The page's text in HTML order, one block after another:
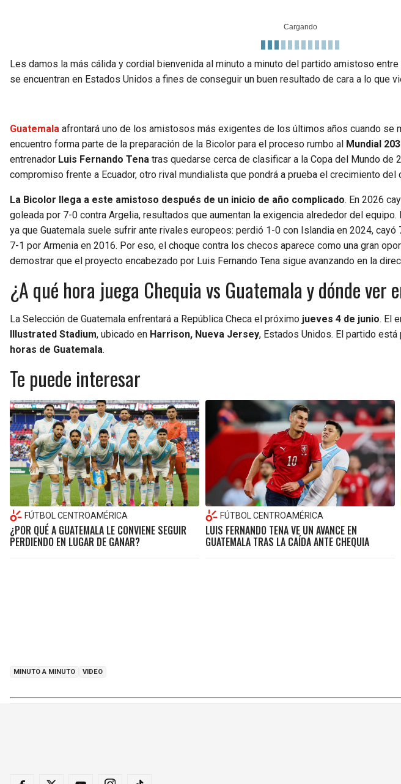
Les damos la más cálida y cordial bienvenida al minuto a minuto del partido amistoso entre
se encuentran en Estados Unidos a fines de conseguir un buen resultado de cara a lo que
Guatemala afrontará uno de los amistosos más exigentes de los últimos años cuando se
encuentro forma parte de la preparación de la Bicolor para el proceso rumbo al Mundial
entrenador Luis Fernando Tena tras quedarse cerca de clasificar a la Copa del Mundo de
compromiso frente a Ecuador, otro rival mundialista que pondrá a prueba el crecimiento del
La Bicolor llega a este amistoso después de un inicio de año complicado. En 2026
goleada por 7-0 contra Argelia, resultados que aumentan la exigencia alrededor del
ya que Guatemala suele sufrir ante rivales europeos: perdió 1-0 con Islandia en 2024,
7-1 por Armenia en 2016. Por eso, el choque contra los checos aparece como una gran
demostrar que el proyecto encabezado por Luis Fernando Tena sigue avanzando en la
¿A qué hora juega Chequia vs Guatemala y dónde ver
La Selección de Guatemala enfrentará a República Checa el próximo jueves 4 de junio. El
Illustrated Stadium, ubicado en Harrison, Nueva Jersey, Estados Unidos. El partido
horas de Guatemala.
Te puede interesar
FÚTBOL CENTROAMÉRICA
¿POR QUÉ A GUATEMALA LE CONVIENE SEGUIR
PERDIENDO EN LUGAR DE GANAR?
FÚTBOL CENTROAMÉRICA
LUIS FERNANDO TENA VE UN AVANCE EN
GUATEMALA TRAS LA CAÍDA ANTE CHEQUIA
MINUTO A MINUTO VIDEO